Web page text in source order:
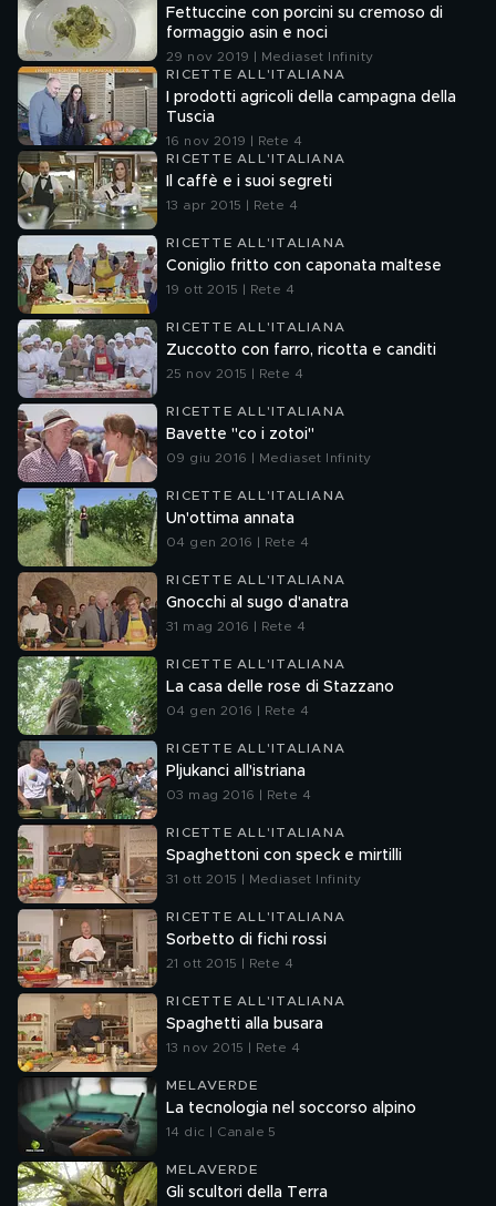
Fettuccine con porcini su cremoso di
formaggio asin e noci
29 nov 2019 | Mediaset Infinity
RICETTE ALL'ITALIANA
I prodotti agricoli della campagna della
Tuscia
16 nov 2019 | Rete 4
RICETTE ALL'ITALIANA
Il caffè e i suoi segreti
13 apr 2015 | Rete 4
RICETTE ALL'ITALIANA
Coniglio fritto con caponata maltese
19 ott 2015 | Rete 4
RICETTE ALL'ITALIANA
Zuccotto con farro, ricotta e canditi
25 nov 2015 | Rete 4
RICETTE ALL'ITALIANA
Bavette "co i zotoi"
09 giu 2016 | Mediaset Infinity
RICETTE ALL'ITALIANA
Un'ottima annata
04 gen 2016 | Rete 4
RICETTE ALL'ITALIANA
Gnocchi al sugo d'anatra
31 mag 2016 | Rete 4
RICETTE ALL'ITALIANA
La casa delle rose di Stazzano
04 gen 2016 | Rete 4
RICETTE ALL'ITALIANA
Pljukanci all'istriana
03 mag 2016 | Rete 4
RICETTE ALL'ITALIANA
Spaghettoni con speck e mirtilli
31 ott 2015 | Mediaset Infinity
RICETTE ALL'ITALIANA
Sorbetto di fichi rossi
21 ott 2015 | Rete 4
RICETTE ALL'ITALIANA
Spaghetti alla busara
13 nov 2015 | Rete 4
MELAVERDE
La tecnologia nel soccorso alpino
14 dic | Canale 5
MELAVERDE
Gli scultori della Terra